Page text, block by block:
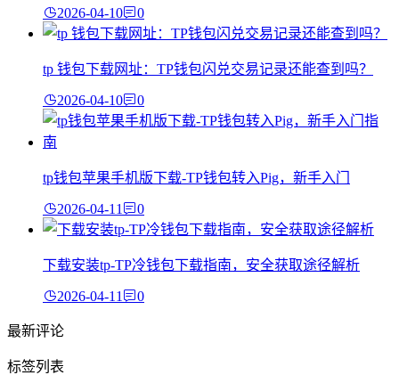
2026-04-10 0
tp 钱包下载网址：TP钱包闪兑交易记录还能查到吗？
2026-04-10 0
tp钱包苹果手机版下载-TP钱包转入Pig，新手入门
2026-04-11 0
下载安装tp-TP冷钱包下载指南，安全获取途径解析
2026-04-11 0
最新评论
标签列表